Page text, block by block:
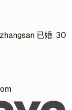
已婚, 30